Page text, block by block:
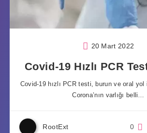
20 Mart 2022
Covid-19 Hızlı PCR
Covid-19 hızlı PCR testi, burun ve oral yol
Corona’nın varlığı belli…
RootExt 0